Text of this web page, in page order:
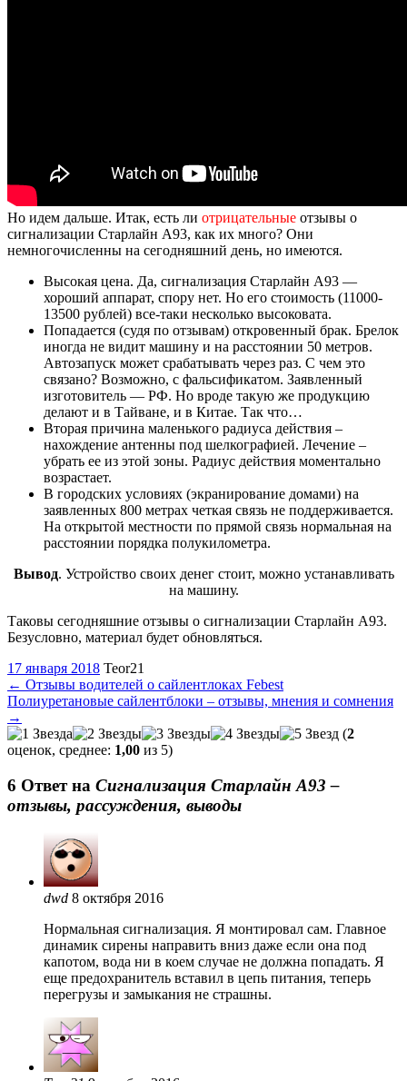
Но идем дальше. Итак, есть ли отрицательные отзывы о
сигнализации Старлайн A93, как их много? Они
немногочисленны на сегодняшний день, но имеются.
Высокая цена. Да, сигнализация Старлайн A93 —
хороший аппарат, спору нет. Но его стоимость (11000-
13500 рублей) все-таки несколько высоковата.
Попадается (судя по отзывам) откровенный брак. Брелок
иногда не видит машину и на расстоянии 50 метров.
Автозапуск может срабатывать через раз. С чем это
связано? Возможно, с фальсификатом. Заявленный
изготовитель — РФ. Но вроде такую же продукцию
делают и в Тайване, и в Китае. Так что…
Вторая причина маленького радиуса действия –
нахождение антенны под шелкографией. Лечение –
убрать ее из этой зоны. Радиус действия моментально
возрастает.
В городских условиях (экранирование домами) на
заявленных 800 метрах четкая связь не поддерживается.
На открытой местности по прямой связь нормальная на
расстоянии порядка полукилометра.
Вывод. Устройство своих денег стоит, можно устанавливать
на машину.
Таковы сегодняшние отзывы о сигнализации Старлайн A93.
Безусловно, материал будет обновляться.
17 января 2018 Teor21
← Отзывы водителей о сайлентлоках Febest
Полиуретановые сайлентблоки – отзывы, мнения и сомнения
→
(2
оценок, среднее: 1,00 из 5)
6 Oтвет на Сигнализация Старлайн A93 –
отзывы, рассуждения, выводы
dwd 8 октября 2016
Нормальная сигнализация. Я монтировал сам. Главное
динамик сирены направить вниз даже если она под
капотом, вода ни в коем случае не должна попадать. Я
еще предохранитель вставил в цепь питания, теперь
перегрузы и замыкания не страшны.